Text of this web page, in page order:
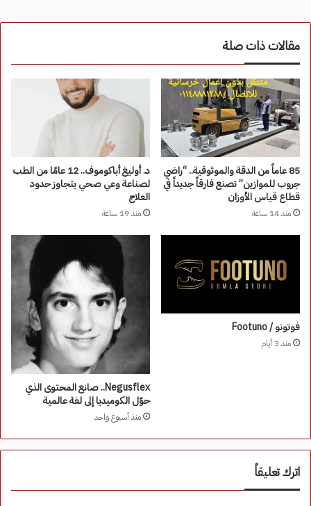
مقالات ذات صلة
85 عاماً من الدقة والموثوقية.. “راضي
جروب للموازين” تصنع فارقاً جديداً في
قطاع قياس الأوزان
منذ 14 ساعة
د. أوليغ أباكوموف.. 12 عامًا من الطب
لصناعة وعي صحي يتجاوز حدود
العلاج
منذ 19 ساعة
فوتونو / Footuno
منذ 3 أيام
Negusflex.. صانع المحتوى الذي
حوّل الكوميديا إلى لغة عالمية
منذ أسبوع واحد
اترك تعليقاً